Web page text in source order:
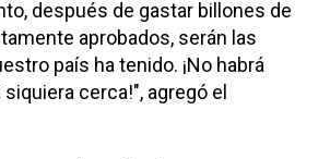
después de gastar billones de
aprobados, serán las
país ha tenido. ¡No habrá
siquiera cerca!", agregó el